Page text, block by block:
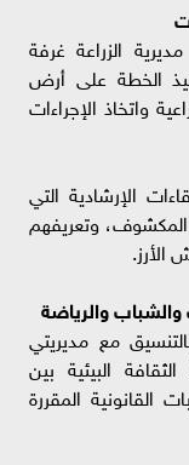
الزراعة غرفة
الخطة على أرض
واتخاذ الإجراءات
الإرشادية التي
وتعريفهم
الأرز.
والرياضة
مع مديريتي
البيئية بين
القانونية المقررة